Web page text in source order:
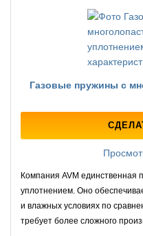
Газовые пружины с
Компания AVM единственная
уплотнением. Оно
и влажных условиях по
требует более сложного